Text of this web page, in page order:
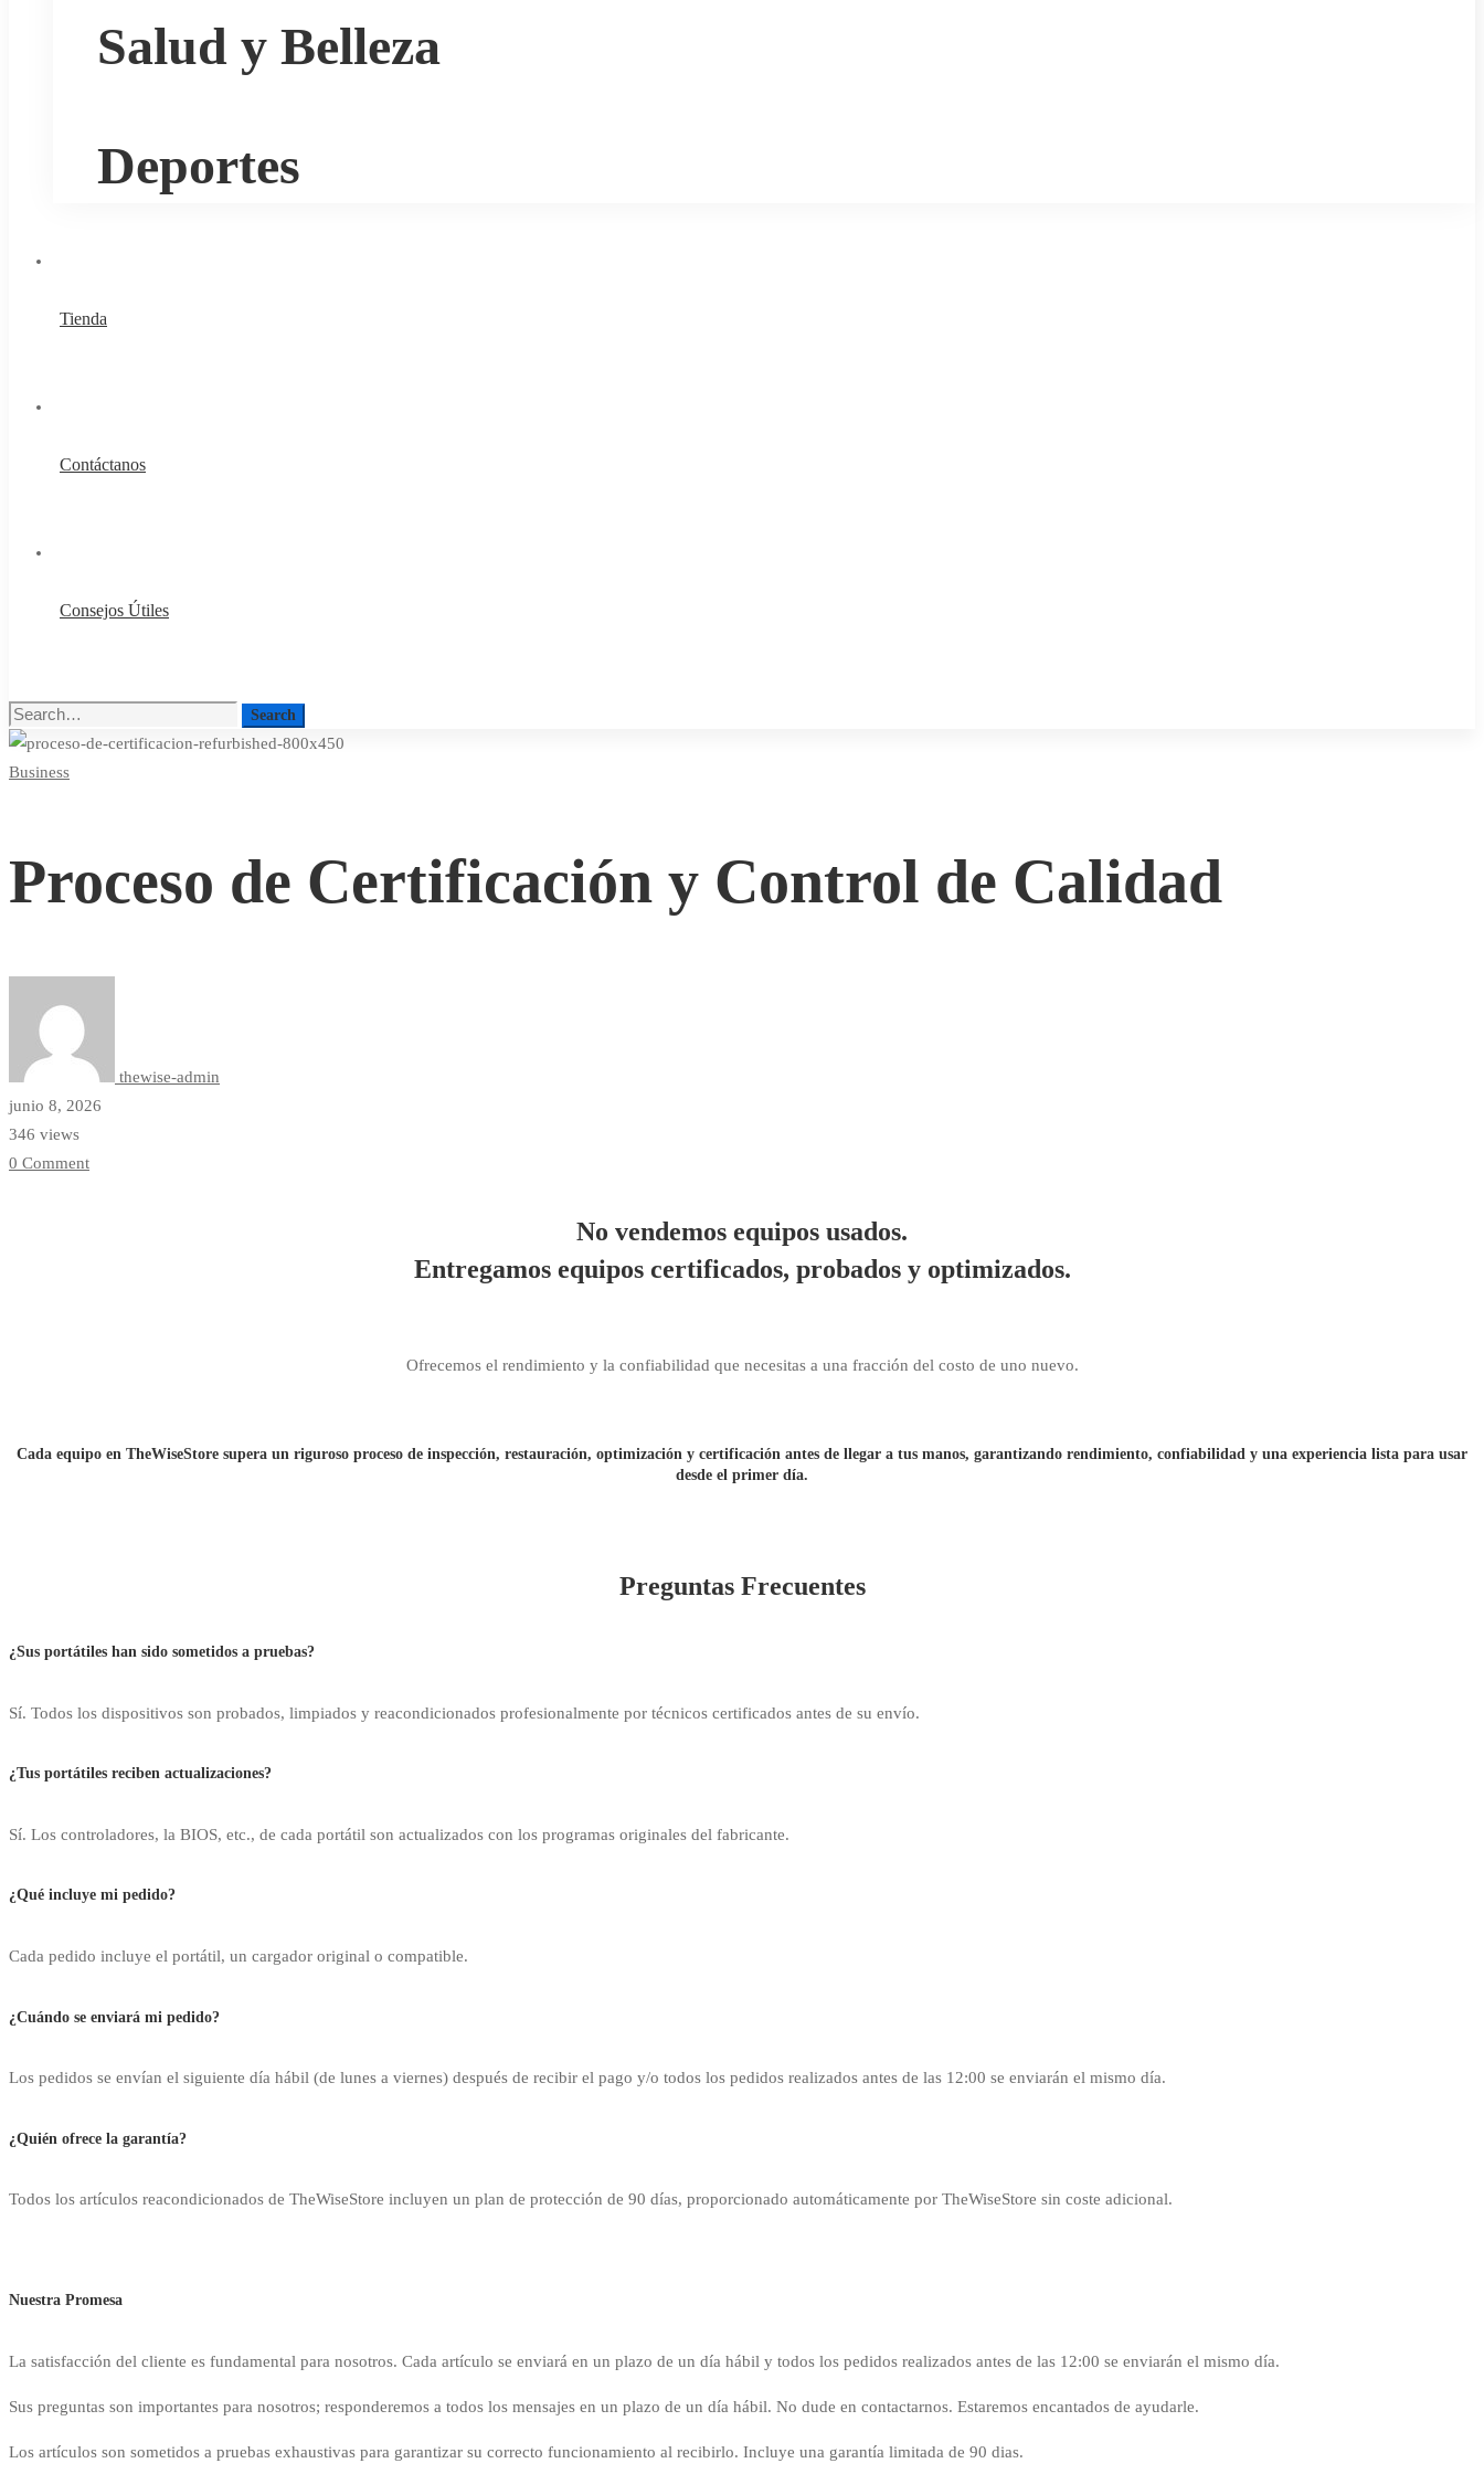
Salud y Belleza
Deportes
Tienda
Contáctanos
Consejos Útiles
Search
for:
Search
Proceso
de
Control
de
Business
Proceso de Certificación y Control de Calidad
thewise-admin
junio 8, 2026
346 views
0 Comment
No vendemos equipos usados.
Entregamos equipos certificados, probados y optimizados.
Ofrecemos el rendimiento y la confiabilidad que necesitas a una fracción del costo de uno nuevo.
Cada equipo en TheWiseStore supera un riguroso proceso de inspección, restauración, optimización y certificación antes de llegar a tus manos, garantizando rendimiento, confiabilidad y una experiencia lista para usar
desde el primer día.
Preguntas Frecuentes
¿Sus portátiles han sido sometidos a pruebas?
Sí. Todos los dispositivos son probados, limpiados y reacondicionados profesionalmente por técnicos certificados antes de su envío.
¿Tus portátiles reciben actualizaciones?
Sí. Los controladores, la BIOS, etc., de cada portátil son actualizados con los programas originales del fabricante.
¿Qué incluye mi pedido?
Cada pedido incluye el portátil, un cargador original o compatible.
¿Cuándo se enviará mi pedido?
Los pedidos se envían el siguiente día hábil (de lunes a viernes) después de recibir el pago y/o todos los pedidos realizados antes de las 12:00 se enviarán el mismo día.
¿Quién ofrece la garantía?
Todos los artículos reacondicionados de TheWiseStore incluyen un plan de protección de 90 días, proporcionado automáticamente por TheWiseStore sin coste adicional.
Nuestra Promesa
La satisfacción del cliente es fundamental para nosotros. Cada artículo se enviará en un plazo de un día hábil y todos los pedidos realizados antes de las 12:00 se enviarán el mismo día.
Sus preguntas son importantes para nosotros; responderemos a todos los mensajes en un plazo de un día hábil. No dude en contactarnos. Estaremos encantados de ayudarle.
Los artículos son sometidos a pruebas exhaustivas para garantizar su correcto funcionamiento al recibirlo. Incluye una garantía limitada de 90 dias.